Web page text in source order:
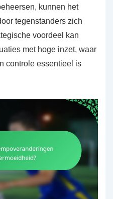
kunnen het
tegenstanders zich
voordeel kan
met hoge inzet, waar
controle essentieel is